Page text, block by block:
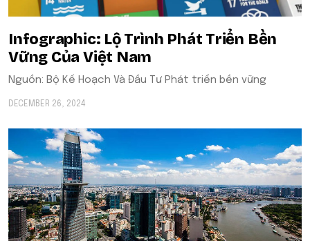
Infographic: Lộ Trình Phát Triển Bền
Vững Của Việt Nam
Nguồn: Bộ Kế Hoạch Và Đầu Tư Phát triển bền vững
DECEMBER 26, 2024